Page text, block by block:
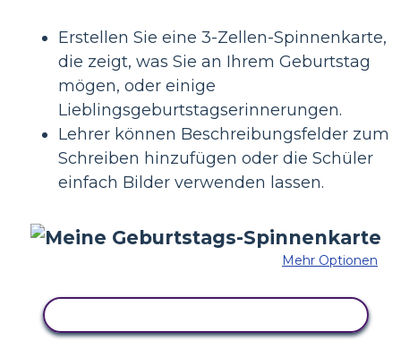
Erstellen Sie eine 3-Zellen-Spinnenkarte,
die zeigt, was Sie an Ihrem Geburtstag
mögen, oder einige
Lieblingsgeburtstagserinnerungen.
Lehrer können Beschreibungsfelder zum
Schreiben hinzufügen oder die Schüler
einfach Bilder verwenden lassen.
Mehr Optionen